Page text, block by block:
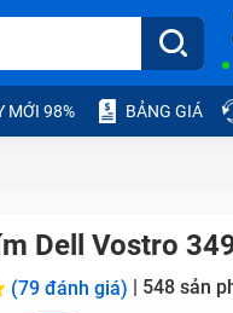
MỚI 98% BẢNG GIÁ
Dell Vostro
(79 đánh giá) | 548 sản